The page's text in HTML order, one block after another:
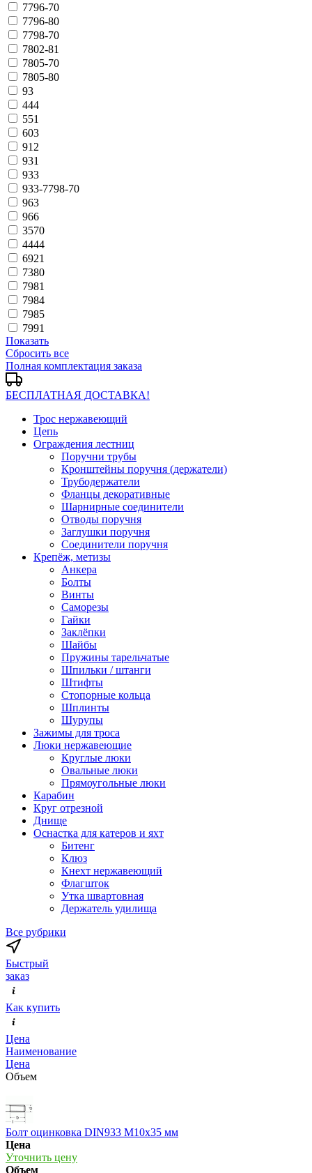
7796-70
7796-80
7798-70
7802-81
7805-70
7805-80
93
444
551
603
912
931
933
933-7798-70
963
966
3570
4444
6921
7380
7981
7984
7985
7991
Показать
Сбросить все
Полная комплектация заказа
БЕСПЛАТНАЯ ДОСТАВКА!
Трос нержавеющий
Цепь
Ограждения лестниц
Поручни трубы
Кронштейны поручня (держатели)
Трубодержатели
Фланцы декоративные
Шарнирные соединители
Отводы поручня
Заглушки поручня
Соединители поручня
Крепёж, метизы
Анкера
Болты
Винты
Саморезы
Гайки
Заклёпки
Шайбы
Пружины тарельчатые
Шпильки / штанги
Штифты
Стопорные кольца
Шплинты
Шурупы
Зажимы для троса
Люки нержавеющие
Круглые люки
Овальные люки
Прямоугольные люки
Карабин
Круг отрезной
Днище
Оснастка для катеров и яхт
Битенг
Клюз
Кнехт нержавеющий
Флагшток
Утка швартовная
Держатель удилища
Все рубрики
Быстрый
заказ
Как купить
Цена
Наименование
Цена
Объем
Болт оцинковка DIN933 М10х35 мм
Цена
Уточнить цену
Объем